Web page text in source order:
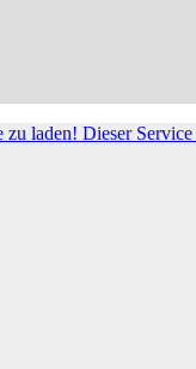
laden! Dieser